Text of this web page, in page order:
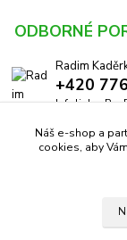
ODBORNÉ
Radim
+420
Infolinka: Po-
info@pricniky.cz
Náš e-shop a
cookies, aby